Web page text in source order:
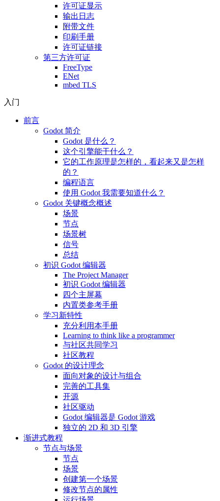
许可证显示
输出日志
附带文件
印刷手册
许可证链接
第三方许可证
FreeType
ENet
mbed TLS
入门
前言
Godot 简介
Godot 是什么？
这个引擎能干什么？
它的工作原理是怎样的，看起来又是怎样
的？
编程语言
使用 Godot 我需要知道什么？
Godot 关键概念概述
场景
节点
场景树
信号
总结
初识 Godot 编辑器
The Project Manager
初识 Godot 编辑器
四个主屏幕
内置类参考手册
学习新特性
充分利用本手册
Learning to think like a programmer
与社区共同学习
社区教程
Godot 的设计理念
面向对象的设计与组合
完善的工具集
开源
社区驱动
Godot 编辑器是 Godot 游戏
独立的 2D 和 3D 引擎
渐进式教程
节点与场景
节点
场景
创建第一个场景
修改节点的属性